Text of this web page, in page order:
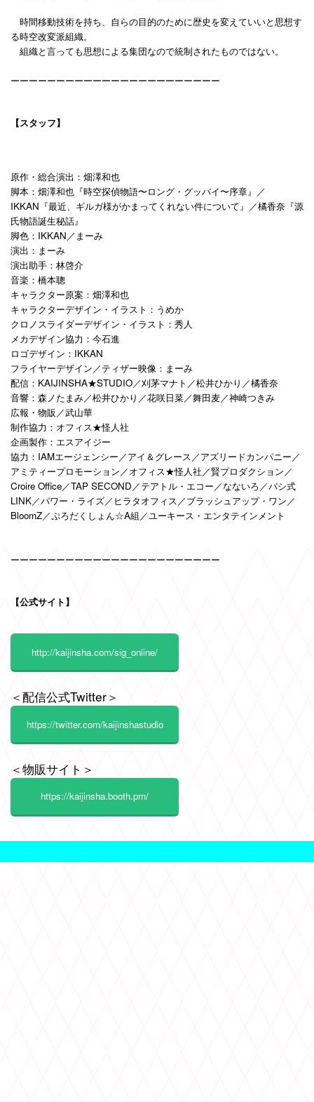
時間移動技術を持ち、自らの目的のために歴史を変えていいと思想す
る時空改変派組織。
組織と言っても思想による集団なので統制されたものではない。
ーーーーーーーーーーーーーーーーーーーーーーー
【スタッフ】
原作・総合演出：畑澤和也
脚本：畑澤和也『時空探偵物語〜ロング・グッバイ〜序章』／
IKKAN『最近、ギルガ様がかまってくれない件について』／橘香奈『源
氏物語誕生秘話』
脚色：IKKAN／まーみ
演出：まーみ
演出助手：林啓介
音楽：橋本聰
キャラクター原案：畑澤和也
キャラクターデザイン・イラスト：うめか
クロノスライダーデザイン・イラスト：秀人
メカデザイン協力：今石進
ロゴデザイン：IKKAN
フライヤーデザイン／ティザー映像：まーみ
配信：KAIJINSHA★STUDIO／刈茅マナト／松井ひかり／橘香奈
音響：森ノたまみ／松井ひかり／花咲日菜／舞田麦／神崎つきみ
広報・物販／武山華
制作協力：オフィス★怪人社
企画製作：エスアイジー
協力： IAMエージェンシー／アイ＆グレース／アズリードカンパニー／
アミティープロモーション／オフィス★怪人社／賢プロダクション／
Croire Office／TAP SECOND／テアトル・エコー／なないろ／バシ式
LINK／パワー・ライズ／ヒラタオフィス／ブラッシュアップ・ワン／
BloomZ／ぷろだくしょん☆A組／ユーキース・エンタテインメント
ーーーーーーーーーーーーーーーーーーーーーーー
【公式サイト】
http://kaijinsha.com/sig_online/
＜配信公式Twitter＞
https://twitter.com/kaijinshastudio
＜物販サイト＞
https://kaijinsha.booth.pm/